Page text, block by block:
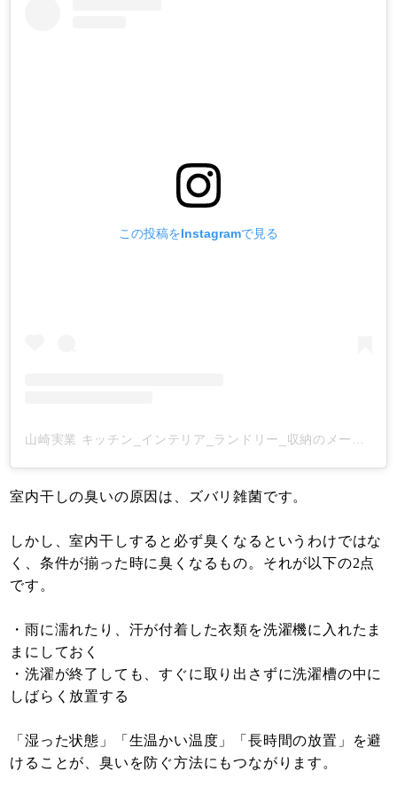
この投稿をInstagramで見る
山崎実業 キッチン_インテリア_ランドリー_収納のメーカー(@yamazaki.home.channel)がシェアした投稿
室内干しの臭いの原因は、ズバリ雑菌です。
しかし、室内干しすると必ず臭くなるというわけではな
く、条件が揃った時に臭くなるもの。それが以下の2点
です。
・雨に濡れたり、汗が付着した衣類を洗濯機に入れたま
まにしておく
・洗濯が終了しても、すぐに取り出さずに洗濯槽の中に
しばらく放置する
「湿った状態」「生温かい温度」「長時間の放置」を避
けることが、臭いを防ぐ方法にもつながります。